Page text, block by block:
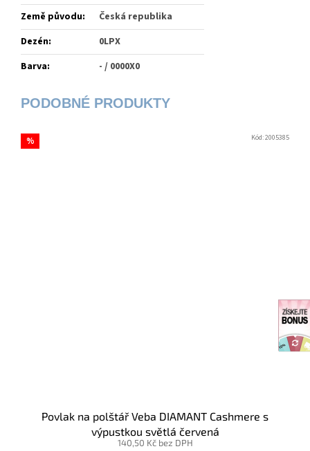
Země původu:
Česká republika
Dezén:
0LPX
Barva: - / 0000X0
%
Povlak na polštář Veba DIAMANT Cashmere s
výpustkou světlá červená
140,50 Kč bez DPH
Kód:2005385